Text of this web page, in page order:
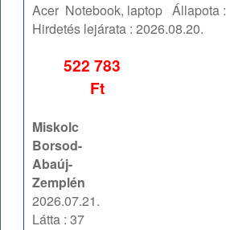
Acer Notebook, laptop Állapota :
Hirdetés lejárata :2026.08.20.
522 783
Ft
Miskolc
Borsod-
Abaúj-
Zemplén
2026.07.21.
Látta : 37